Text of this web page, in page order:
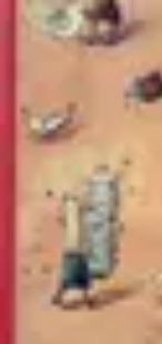
Le Handball
Formation et Analyse
Préparation
Le Handball